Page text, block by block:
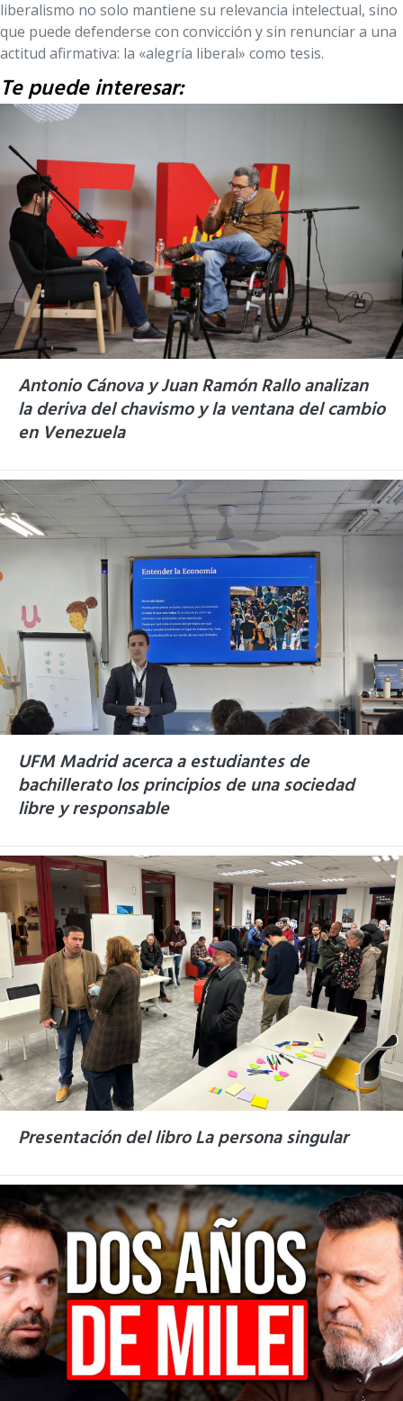
liberalismo no solo mantiene su relevancia intelectual, sino
que puede defenderse con convicción y sin renunciar a una
actitud afirmativa: la «alegría liberal» como tesis.
Te puede interesar:
Antonio Cánova y Juan Ramón Rallo analizan
la deriva del chavismo y la ventana del cambio
en Venezuela
UFM Madrid acerca a estudiantes de
bachillerato los principios de una sociedad
libre y responsable
Presentación del libro La persona singular